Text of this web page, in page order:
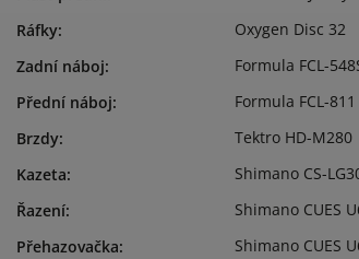
Ráfky:
Oxygen Disc 32
Zadní náboj:
Formula FCL-
Přední náboj:
Formula FCL-811
Brzdy:
Tektro HD-M280
Kazeta:
Shimano CS-
Řazení:
Shimano CUES
Přehazovačka:
Shimano CUES